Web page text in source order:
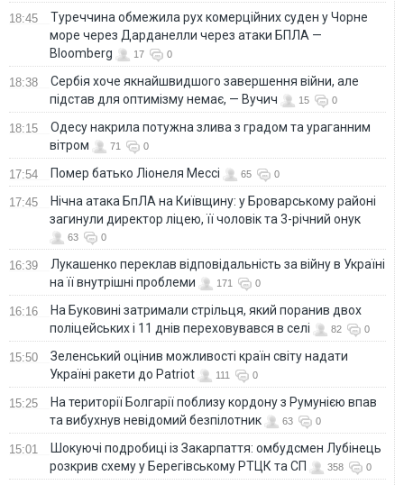
18:45
Туреччина обмежила рух комерційних суден у Чорне
море через Дарданелли через атаки БПЛА —
Bloomberg
17 0
18:38
Сербія хоче якнайшвидшого завершення війни, але
підстав для оптимізму немає, — Вучич
15 0
18:15
Одесу накрила потужна злива з градом та ураганним
вітром
71 0
17:54 Помер батько Ліонеля Мессі 65 0
17:45
Нічна атака БпЛА на Київщину: у Броварському районі
загинули директор ліцею, її чоловік та 3-річний онук
63 0
16:39
Лукашенко переклав відповідальність за війну в Україні
на її внутрішні проблеми
171 0
16:16
На Буковині затримали стрільця, який поранив двох
поліцейських і 11 днів переховувався в селі
82 0
15:50
Зеленський оцінив можливості країн світу надати
Україні ракети до Patriot
111 0
15:25
На території Болгарії поблизу кордону з Румунією впав
та вибухнув невідомий безпілотник
63 0
15:01
Шокуючі подробиці із Закарпаття: омбудсмен Лубінець
розкрив схему у Берегівському РТЦК та СП
358 0